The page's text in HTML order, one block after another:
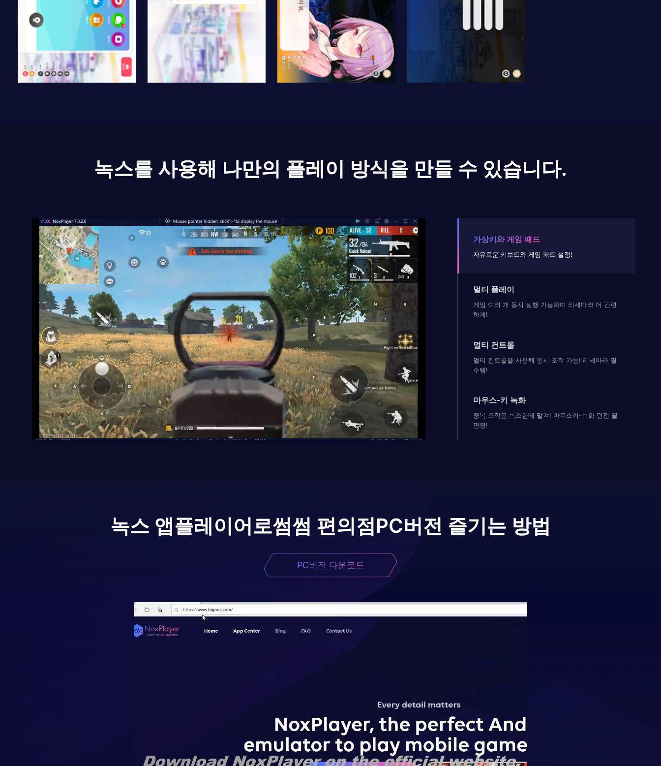
녹스를 사용해 나만의 플레이 방식을 만들 수 있습니다.
가상키와 게임 패드
자유로운 키보드와 게임 패드 설정!
멀티 플레이
게임 여러 개 동시 실행 가능하며 리세마라 더 간편
하게!
멀티 컨트롤
멀티 컨트롤을 사용해 동시 조작 가능! 리세마라 필
수템!
마우스-키 녹화
중복 조작은 녹스한테 맡겨! 마우스키-녹화 던전 끝
판왕!
녹스 앱플레이어로썸썸 편의점PC버전 즐기는 방법
PC버전 다운로드